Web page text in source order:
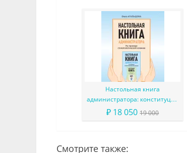
Настольная книга
администратора: конституция
вашего ресепшена
₽ 18 05019 000
Смотрите также: